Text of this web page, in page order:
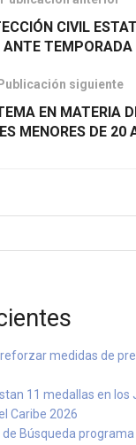
CIVIL
ANTE
Publicación siguiente
EN MATERIA
MENORES DE 20
reforzar medidas de
11 medallas en los
Caribe 2026
de Búsqueda